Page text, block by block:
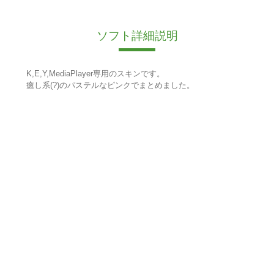
ソフト詳細説明
K,E,Y,MediaPlayer専用のスキンです。
癒し系(?)のパステルなピンクでまとめました。